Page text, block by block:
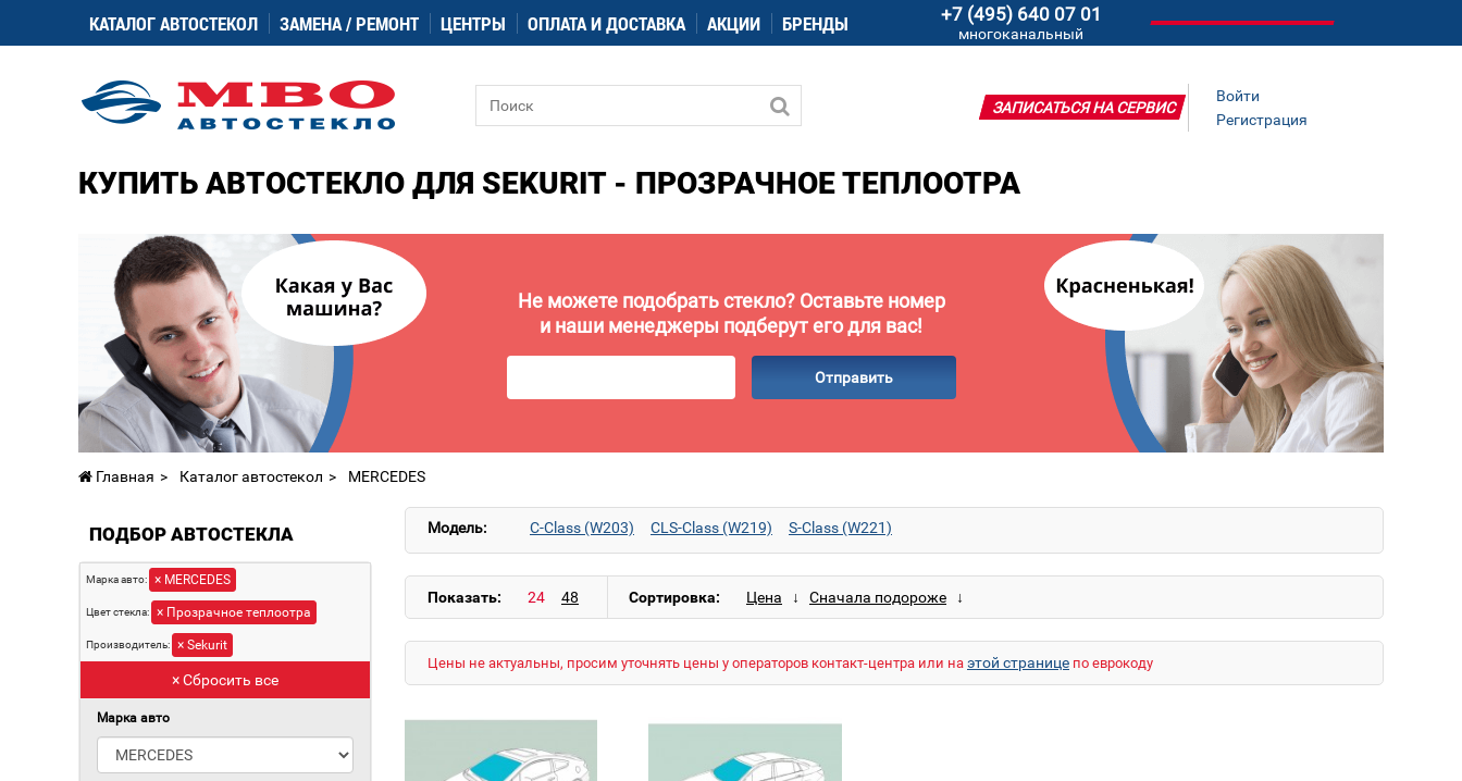
КАТАЛОГ АВТОСТЕКОЛ ЗАМЕНА / РЕМОНТ ЦЕНТРЫ ОПЛАТА И ДОСТАВКА АКЦИИ БРЕНДЫ +7 (495) 640 07 01
многоканальный
Войти
Регистрация
ЗАПИСАТЬСЯ НА СЕРВИС
КУПИТЬ АВТОСТЕКЛО ДЛЯ SEKURIT - ПРОЗРАЧНОЕ ТЕПЛООТРА
Не можете подобрать стекло? Оставьте номер
и наши менеджеры подберут его для вас!
Отправить
Главная Каталог автостекол MERCEDES
ПОДБОР АВТОСТЕКЛА
Марка авто: × MERCEDES
Цвет стекла: × Прозрачное теплоотра
Производитель: × Sekurit
× Сбросить все
Марка авто
Модель: C-Class (W203) CLS-Class (W219) S-Class (W221)
Показать: Сортировка:
Цены не актуальны, просим уточнять цены у операторов контакт-центра или на этой странице по еврокоду